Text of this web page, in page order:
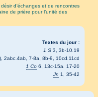
d’échanges et de rencontres
de prière pour l’unité des
Textes du jour :
1 S 3, 3b-10.19
2abc.4ab, 7-8a, 8b-9, 10cd.11cd
1 Co 6, 13c-15a. 17-20
Jn 1, 35-42